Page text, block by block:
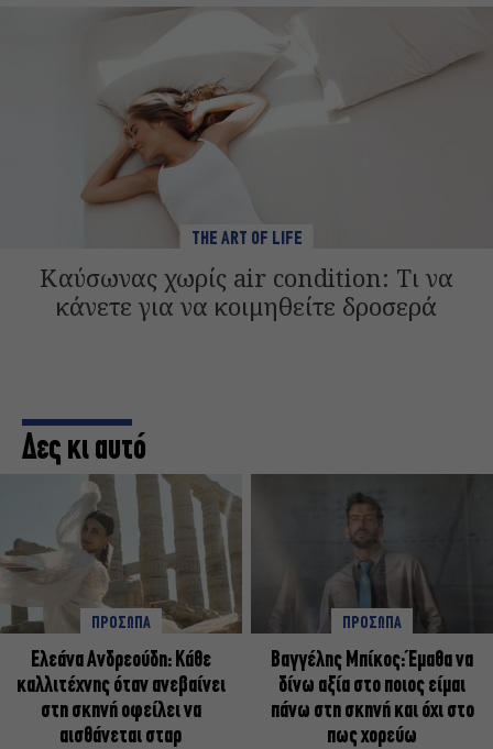
THE ART OF LIFE
Καύσωνας χωρίς air condition: Τι να
κάνετε για να κοιμηθείτε δροσερά
Δες κι αυτό
ΠΡΟΣΩΠΑ
Ελεάνα Ανδρεούδη: Κάθε
καλλιτέχνης όταν ανεβαίνει
στη σκηνή οφείλει να
αισθάνεται σταρ
ΠΡΟΣΩΠΑ
Βαγγέλης Μπίκος: Έμαθα να
δίνω αξία στο ποιος είμαι
πάνω στη σκηνή και όχι στο
πως χορεύω